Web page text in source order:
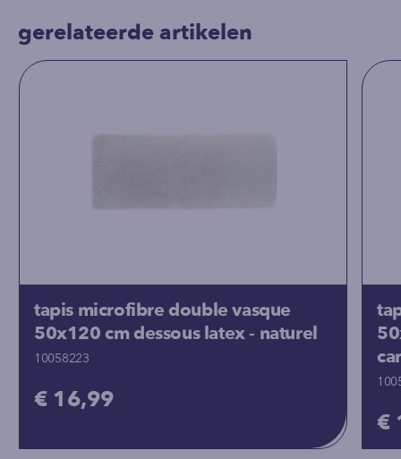
gerelateerde artikelen
tapis microfibre double vasque
50x120 cm dessous latex - naturel
10058223
€ 16,99
€